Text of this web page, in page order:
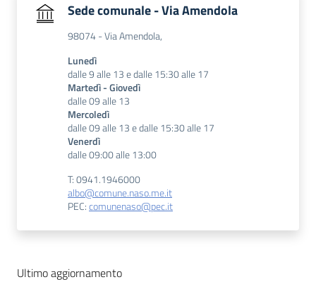
Sede comunale - Via Amendola
98074 - Via Amendola,
Lunedì
dalle 9 alle 13 e dalle 15:30 alle 17
Martedì - Giovedì
dalle 09 alle 13
Mercoledì
dalle 09 alle 13 e dalle 15:30 alle 17
Venerdì
dalle 09:00 alle 13:00
T: 0941.1946000
albo@comune.naso.me.it
PEC:comunenaso@pec.it
Ultimo aggiornamento